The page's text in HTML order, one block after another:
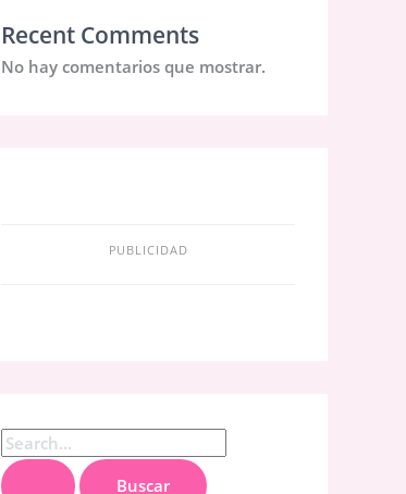
Recent Comments
No hay comentarios que mostrar.
PUBLICIDAD
B
u